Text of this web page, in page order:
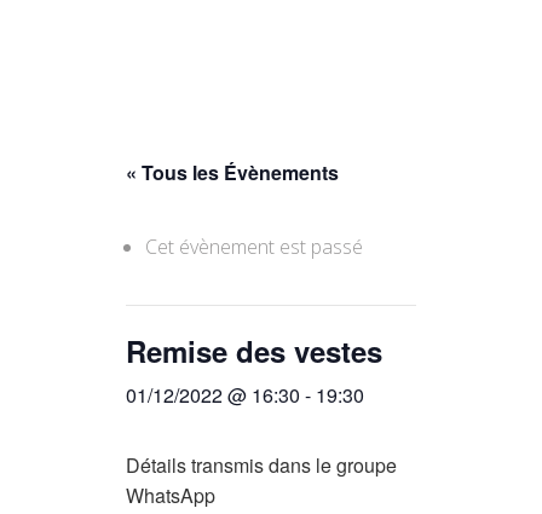
« Tous les Évènements
Cet évènement est passé
Remise des vestes
01/12/2022 @ 16:30 - 19:30
Détails transmis dans le groupe
WhatsApp